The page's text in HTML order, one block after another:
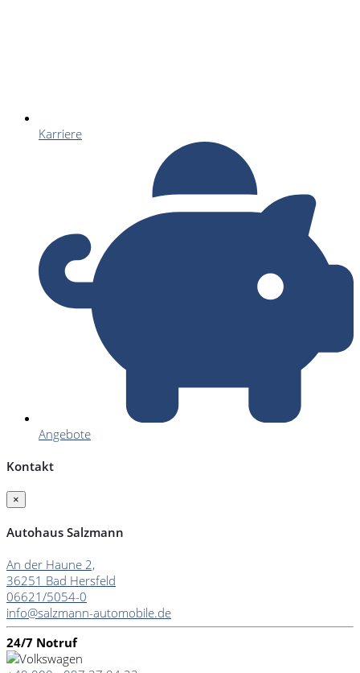
Karriere
Angebote
Kontakt
×
Autohaus Salzmann
An der Haune 2,
36251 Bad Hersfeld
06621/5054-0
info@salzmann-automobile.de
24/7 Notruf